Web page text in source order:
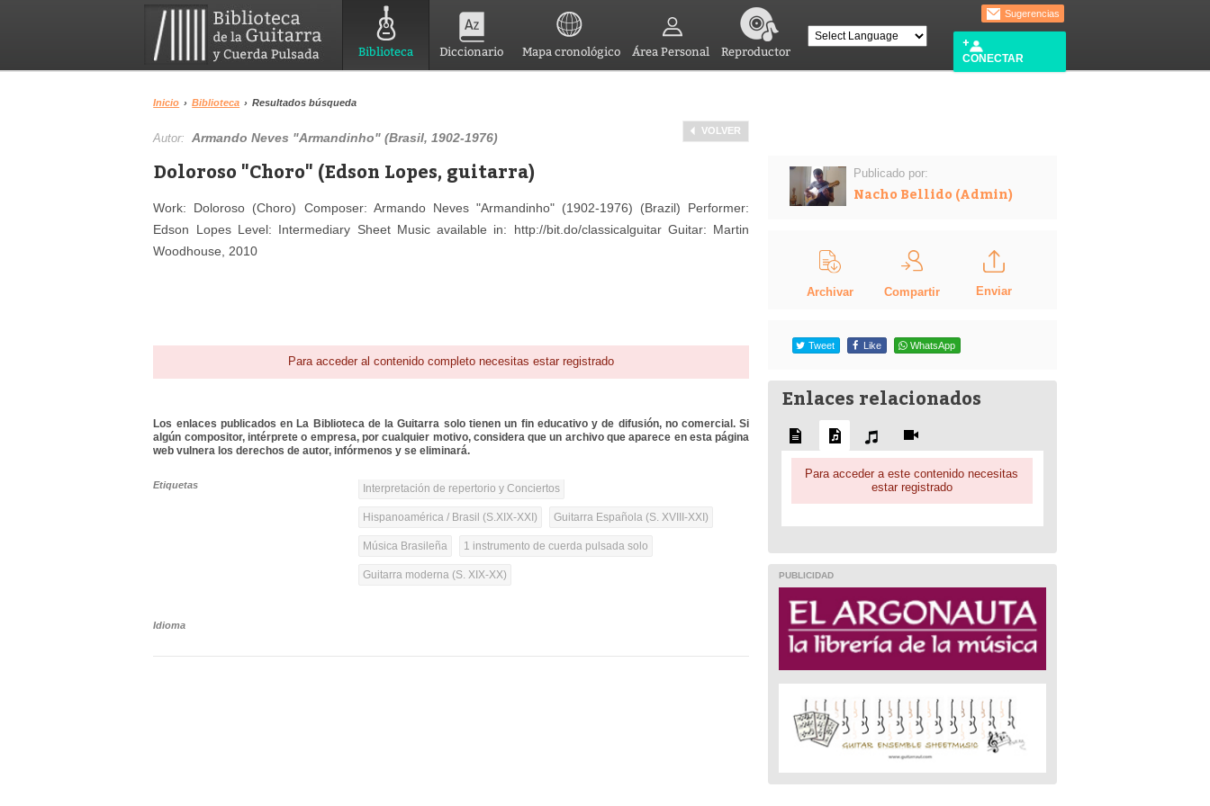
Biblioteca Diccionario Mapa cronológico Área Personal Reproductor
Sugerencias
CONECTAR
Inicio › Biblioteca › Resultados búsqueda
VOLVER
Autor:Armando Neves "Armandinho" (Brasil, 1902-1976)
Doloroso "Choro" (Edson Lopes, guitarra)
Work: Doloroso (Choro) Composer: Armando Neves "Armandinho" (1902-1976) (Brazil) Performer:
Edson Lopes Level: Intermediary Sheet Music available in: http://bit.do/classicalguitar Guitar: Martin
Woodhouse, 2010
Para acceder al contenido completo necesitas estar registrado
Los enlaces publicados en La Biblioteca de la Guitarra solo tienen un fin educativo y de difusión, no comercial. Si
algún compositor, intérprete o empresa, por cualquier motivo, considera que un archivo que aparece en esta página
web vulnera los derechos de autor, infórmenos y se eliminará.
Etiquetas Interpretación de repertorio y Conciertos
Hispanoamérica / Brasil (S.XIX-XXI) Guitarra Española (S. XVIII-XXI)
Música Brasileña 1 instrumento de cuerda pulsada solo
Guitarra moderna (S. XIX-XX)
Idioma
Publicado por:
Nacho Bellido (Admin)
Archivar Compartir Enviar
Tweet Like WhatsApp
Enlaces relacionados
Para acceder a este contenido necesitas
estar registrado
PUBLICIDAD